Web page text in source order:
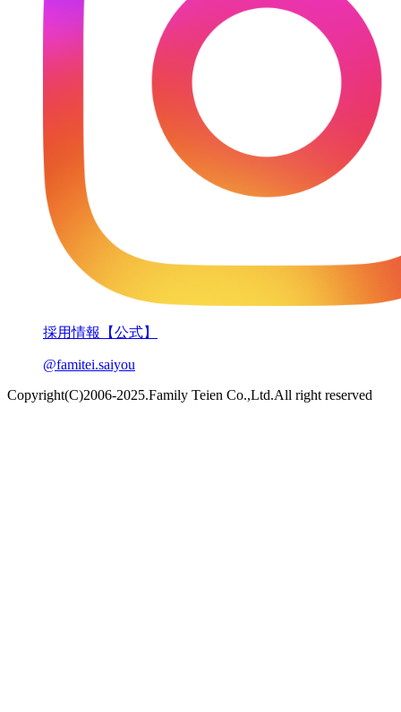
採用情報【公式】
@famitei.saiyou
Copyright(C)2006-2025.Family Teien Co.,Ltd.All right reserved